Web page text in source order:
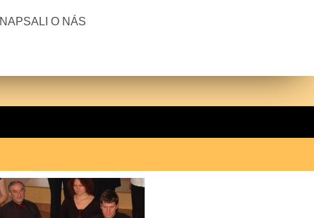
NAPSALI O NÁS